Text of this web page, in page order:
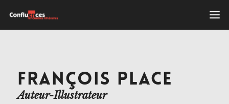
FRANÇOIS PLACE
Auteur-Illustrateur